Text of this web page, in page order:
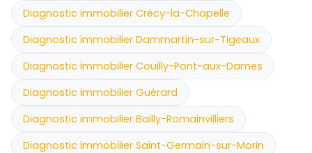
Diagnostic immobilier Crécy-la-Chapelle
Diagnostic immobilier Dammartin-sur-Tigeaux
Diagnostic immobilier Couilly-Pont-aux-Dames
Diagnostic immobilier Guérard
Diagnostic immobilier Bailly-Romainvilliers
Diagnostic immobilier Saint-Germain-sur-Morin